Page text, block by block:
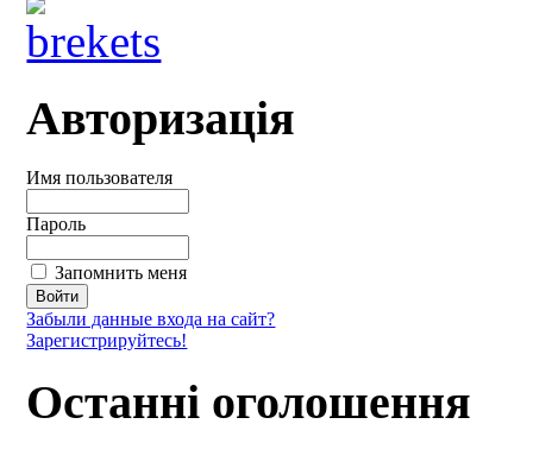
Авторизація
Имя пользователя
Пароль
Запомнить меня
Забыли данные входа на сайт?
Зарегистрируйтесь!
Останні оголошення